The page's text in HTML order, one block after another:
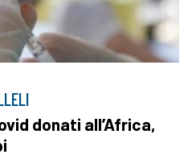
donati all’Africa,